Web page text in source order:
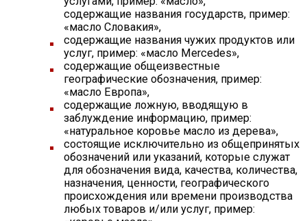
содержащие названия государств, пример:
«масло Словакия»,
содержащие названия чужих продуктов или
услуг, пример: «масло Mercedes»,
содержащие общеизвестные
географические обозначения, пример:
«масло Европа»,
содержащие ложную, вводящую в
заблуждение информацию, пример:
«натуральное коровье масло из дерева»,
состоящие исключительно из общепринятых
обозначений или указаний, которые служат
для обозначения вида, качества, количества,
назначения, ценности, географического
происхождения или времени производства
любых товаров и/или услуг, пример: